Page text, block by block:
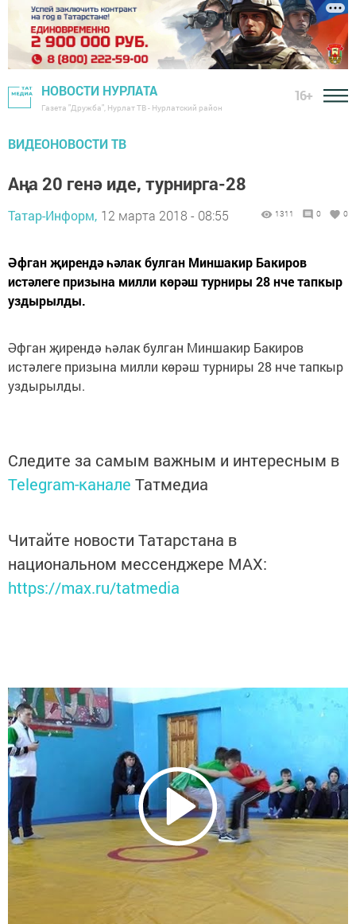
НОВОСТИ НУРЛАТА
Газета "Дружба", Нурлат ТВ - Нурлатский район
16+
ВИДЕОНОВОСТИ ТВ
Аңа 20 генә иде, турнирга-28
Татар-Информ, 12 марта 2018 - 08:55 1311 0 0
Әфган җирендә һәлак булган Миншакир Бакиров
истәлеге призына милли көрәш турниры 28 нче тапкыр
уздырылды.
Әфган җирендә һәлак булган Миншакир Бакиров
истәлеге призына милли көрәш турниры 28 нче тапкыр
уздырылды.
Следите за самым важным и интересным в
Telegram-канале Татмедиа
Читайте новости Татарстана в
национальном мессенджере MАХ:
https://max.ru/tatmedia